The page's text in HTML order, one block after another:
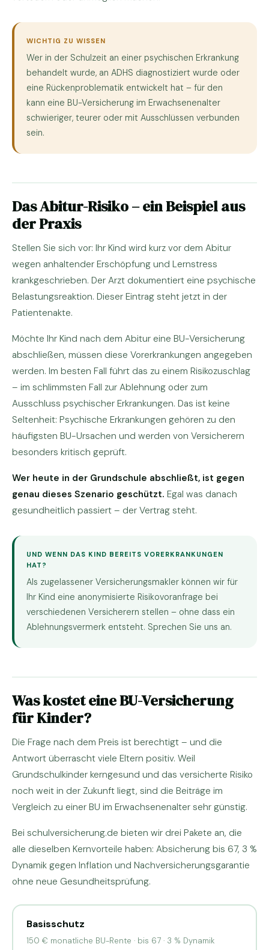
WICHTIG ZU WISSEN
Wer in der Schulzeit an einer psychischen Erkrankung
behandelt wurde, an ADHS diagnostiziert wurde oder
eine Rückenproblematik entwickelt hat – für den
kann eine BU-Versicherung im Erwachsenenalter
schwieriger, teurer oder mit Ausschlüssen verbunden
sein.
Das Abitur-Risiko – ein Beispiel aus
der Praxis
Stellen Sie sich vor: Ihr Kind wird kurz vor dem Abitur
wegen anhaltender Erschöpfung und Lernstress
krankgeschrieben. Der Arzt dokumentiert eine psychische
Belastungsreaktion. Dieser Eintrag steht jetzt in der
Patientenakte.
Möchte Ihr Kind nach dem Abitur eine BU-Versicherung
abschließen, müssen diese Vorerkrankungen angegeben
werden. Im besten Fall führt das zu einem Risikozuschlag
– im schlimmsten Fall zur Ablehnung oder zum
Ausschluss psychischer Erkrankungen. Das ist keine
Seltenheit: Psychische Erkrankungen gehören zu den
häufigsten BU-Ursachen und werden von Versicherern
besonders kritisch geprüft.
Wer heute in der Grundschule abschließt, ist gegen
genau dieses Szenario geschützt. Egal was danach
gesundheitlich passiert – der Vertrag steht.
UND WENN DAS KIND BEREITS VORERKRANKUNGEN
HAT?
Als zugelassener Versicherungsmakler können wir für
Ihr Kind eine anonymisierte Risikovoranfrage bei
verschiedenen Versicherern stellen – ohne dass ein
Ablehnungsvermerk entsteht. Sprechen Sie uns an.
Was kostet eine BU-Versicherung
für Kinder?
Die Frage nach dem Preis ist berechtigt – und die
Antwort überrascht viele Eltern positiv. Weil
Grundschulkinder kerngesund und das versicherte Risiko
noch weit in der Zukunft liegt, sind die Beiträge im
Vergleich zu einer BU im Erwachsenenalter sehr günstig.
Bei schulversicherung.de bieten wir drei Pakete an, die
alle dieselben Kernvorteile haben: Absicherung bis 67, 3 %
Dynamik gegen Inflation und Nachversicherungsgarantie
ohne neue Gesundheitsprüfung.
Basisschutz
150 € monatliche BU-Rente · bis 67 · 3 % Dynamik